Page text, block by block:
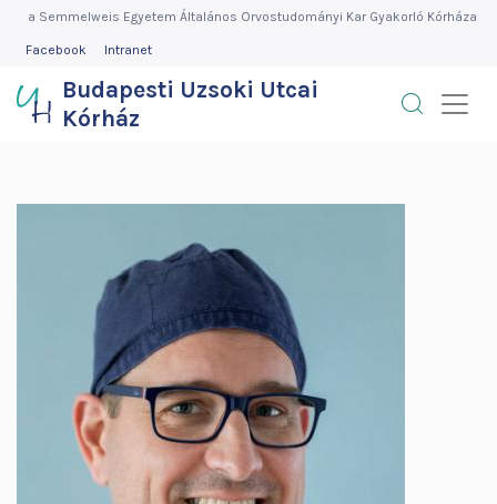
Budapesti
Uzsoki
Utcai
Ugrása Semmelweis Egyetem Általános Orvostudományi Kar Gyakorló Kórháza
MENÜ
Facebook Intranet
Budapesti Uzsoki Utcai
Kórház